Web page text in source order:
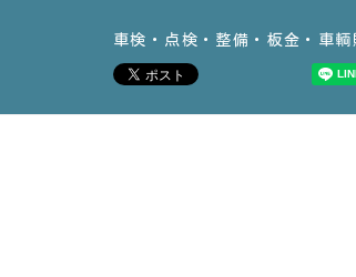
車検・点検・整備・板金・車